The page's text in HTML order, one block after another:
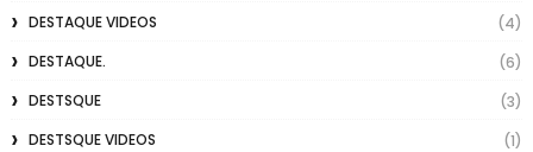
DESTAQUE VIDEOS
(4)
DESTAQUE.
(6)
DESTSQUE
(3)
DESTSQUE VIDEOS
(1)